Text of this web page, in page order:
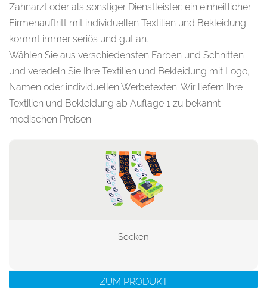
Zahnarzt oder als sonstiger Dienstleister: ein einheitlicher
Firmenauftritt mit individuellen Textilien und Bekleidung
kommt immer seriös und gut an.
Wählen Sie aus verschiedensten Farben und Schnitten
und veredeln Sie Ihre Textilien und Bekleidung mit Logo,
Namen oder individuellen Werbetexten. Wir liefern Ihre
Textilien und Bekleidung ab Auflage 1 zu bekannt
modischen Preisen.
Socken
ZUM PRODUKT